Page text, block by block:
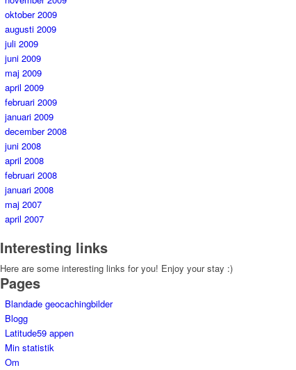
oktober 2009
augusti 2009
juli 2009
juni 2009
maj 2009
april 2009
februari 2009
januari 2009
december 2008
juni 2008
april 2008
februari 2008
januari 2008
maj 2007
april 2007
Interesting links
Here are some interesting links for you! Enjoy your stay :)
Pages
Blandade geocachingbilder
Blogg
Latitude59 appen
Min statistik
Om